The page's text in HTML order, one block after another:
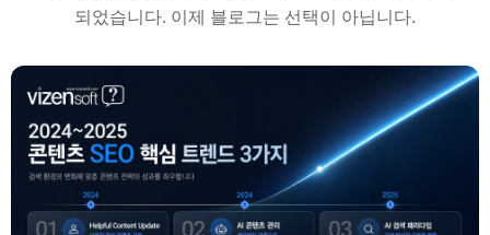
되었습니다. 이제 블로그는 선택이 아닙니다.